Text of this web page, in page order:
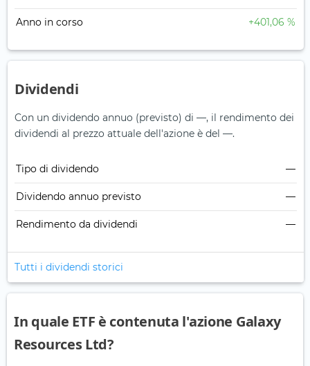
Anno in corso +401,06 %
Dividendi
Con un dividendo annuo (previsto) di —, il rendimento dei
dividendi al prezzo attuale dell'azione è del —.
Tipo di dividendo —
Dividendo annuo previsto —
Rendimento da dividendi —
Tutti i dividendi storici
In quale ETF è contenuta l'azione Galaxy
Resources Ltd?